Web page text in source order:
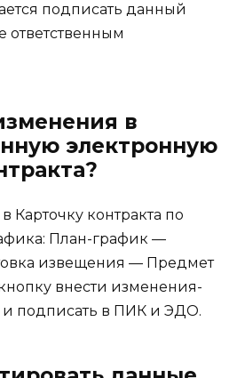
подписать данный
ответственным
в
электронную
Карточку контракта по
План-график —
извещения — Предмет
внести изменения-
и подписать в ПИК и ЭДО.